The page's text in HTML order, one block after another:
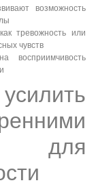
возможность
тревожность или
чувств
восприимчивость
для